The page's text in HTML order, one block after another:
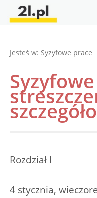
Jesteś w: Syzyfowe prace
Rozdział I
4 stycznia,